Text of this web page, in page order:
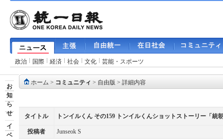
政治 国際 経済 社会 文化 芸能・スポーツ
お
知
ら
せ
イ
ベ
ホーム > コミュニティ > 自由版 > 詳細内容
タイトル トンイルくん その159 トンイルくんショットストーリー「統
投稿者
Junseok S